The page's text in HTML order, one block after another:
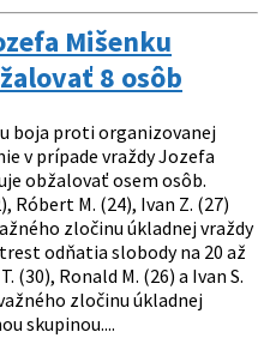
Mišenku
8 osôb
boja proti organizovanej
v prípade vraždy Jozefa
obžalovať osem osôb.
Róbert M. (24), Ivan Z. (27)
zločinu úkladnej vraždy
odňatia slobody na 20 až
(30), Ronald M. (26) a Ivan S.
zločinu úkladnej
skupinou....